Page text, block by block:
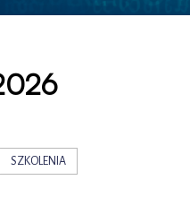
SZKOLENIA